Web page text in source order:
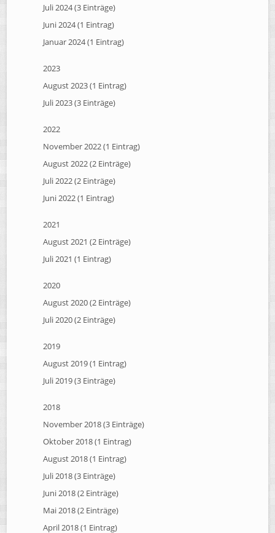
Juli 2024 (3 Einträge)
Juni 2024 (1 Eintrag)
Januar 2024 (1 Eintrag)
2023
August 2023 (1 Eintrag)
Juli 2023 (3 Einträge)
2022
November 2022 (1 Eintrag)
August 2022 (2 Einträge)
Juli 2022 (2 Einträge)
Juni 2022 (1 Eintrag)
2021
August 2021 (2 Einträge)
Juli 2021 (1 Eintrag)
2020
August 2020 (2 Einträge)
Juli 2020 (2 Einträge)
2019
August 2019 (1 Eintrag)
Juli 2019 (3 Einträge)
2018
November 2018 (3 Einträge)
Oktober 2018 (1 Eintrag)
August 2018 (1 Eintrag)
Juli 2018 (3 Einträge)
Juni 2018 (2 Einträge)
Mai 2018 (2 Einträge)
April 2018 (1 Eintrag)